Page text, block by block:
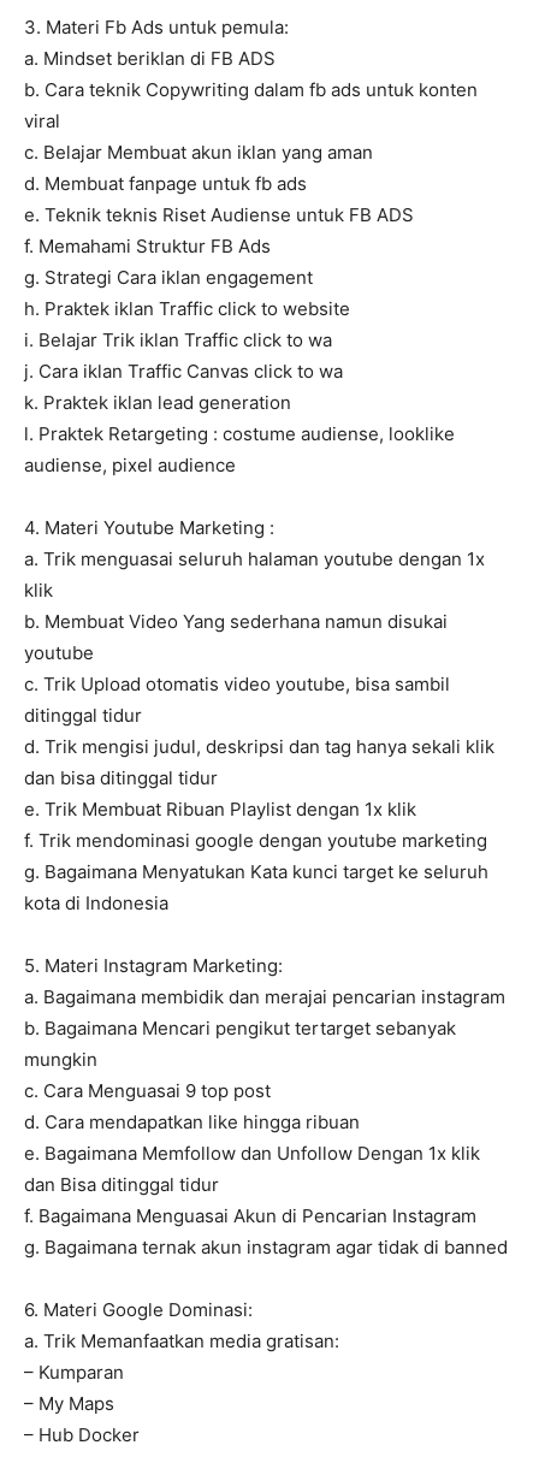
3. Materi Fb Ads untuk pemula:
a. Mindset beriklan di FB ADS
b. Cara teknik Copywriting dalam fb ads untuk konten
viral
c. Belajar Membuat akun iklan yang aman
d. Membuat fanpage untuk fb ads
e. Teknik teknis Riset Audiense untuk FB ADS
f. Memahami Struktur FB Ads
g. Strategi Cara iklan engagement
h. Praktek iklan Traffic click to website
i. Belajar Trik iklan Traffic click to wa
j. Cara iklan Traffic Canvas click to wa
k. Praktek iklan lead generation
l. Praktek Retargeting : costume audiense, looklike
audiense, pixel audience
4. Materi Youtube Marketing :
a. Trik menguasai seluruh halaman youtube dengan 1x
klik
b. Membuat Video Yang sederhana namun disukai
youtube
c. Trik Upload otomatis video youtube, bisa sambil
ditinggal tidur
d. Trik mengisi judul, deskripsi dan tag hanya sekali klik
dan bisa ditinggal tidur
e. Trik Membuat Ribuan Playlist dengan 1x klik
f. Trik mendominasi google dengan youtube marketing
g. Bagaimana Menyatukan Kata kunci target ke seluruh
kota di Indonesia
5. Materi Instagram Marketing:
a. Bagaimana membidik dan merajai pencarian instagram
b. Bagaimana Mencari pengikut tertarget sebanyak
mungkin
c. Cara Menguasai 9 top post
d. Cara mendapatkan like hingga ribuan
e. Bagaimana Memfollow dan Unfollow Dengan 1x klik
dan Bisa ditinggal tidur
f. Bagaimana Menguasai Akun di Pencarian Instagram
g. Bagaimana ternak akun instagram agar tidak di banned
6. Materi Google Dominasi:
a. Trik Memanfaatkan media gratisan:
– Kumparan
– My Maps
– Hub Docker